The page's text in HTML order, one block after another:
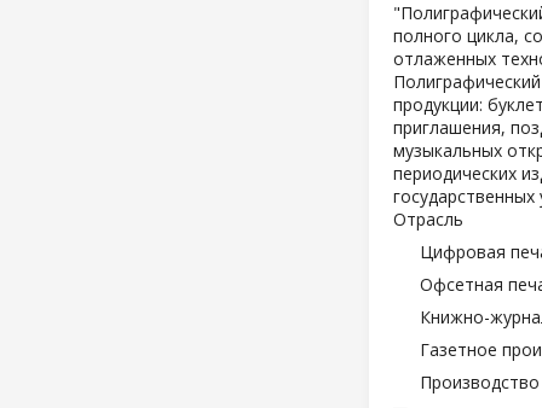
полного цикла,
отлаженных
продукции:
приглашения,
музыкальных
периодических
Отрасль
Цифровая
Офсетная
Книжно-
Газетное